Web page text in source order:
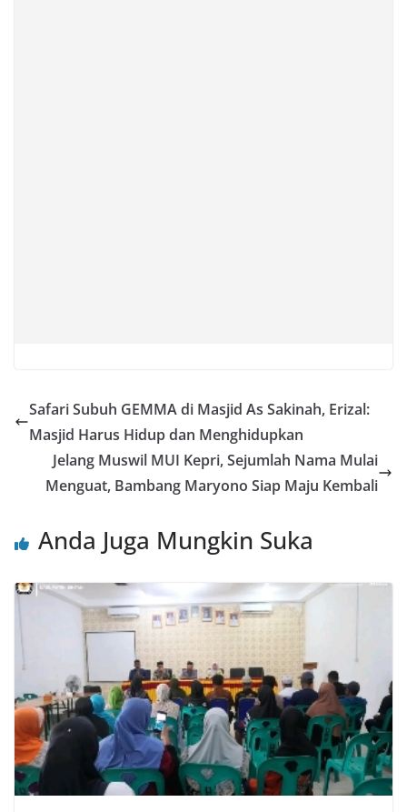
Safari Subuh GEMMA di Masjid As Sakinah, Erizal:
Masjid Harus Hidup dan Menghidupkan
Jelang Muswil MUI Kepri, Sejumlah Nama Mulai
Menguat, Bambang Maryono Siap Maju Kembali
Anda Juga Mungkin Suka